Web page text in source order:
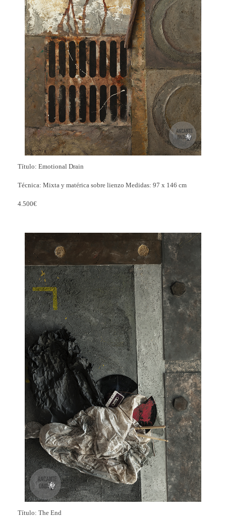
Título: Emotional Drain
Técnica: Mixta y matérica sobre lienzo Medidas: 97 x 146 cm
4.500€
Título: The End